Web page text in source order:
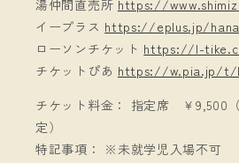
湯仲間直売所 https://
イープラス https://eplus.jp/
ローソンチケット https://l-
チケットぴあ https://w.pia.jp/t/
チケット料金： 指定席 ￥9,500
定）
特記事項： ※未就学児入場不可